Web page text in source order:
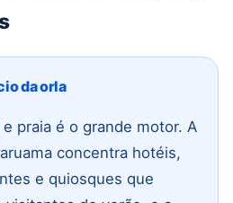
da orla
praia é o grande motor. A
concentra hotéis,
e quiosques que